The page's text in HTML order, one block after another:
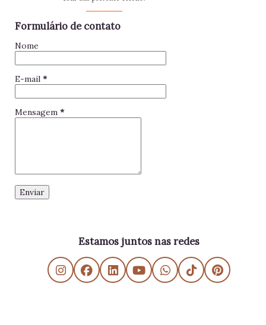
Formulário de contato
Nome
E-mail *
Mensagem *
Estamos juntos nas redes